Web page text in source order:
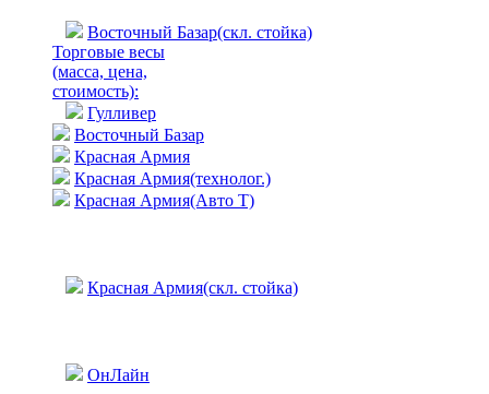
Восточный Базар(скл. стойка)
Торговые весы
(масса, цена,
стоимость):
Гулливер
Восточный Базар
Красная Армия
Красная Армия(технолог.)
Красная Армия(Авто Т)
Красная Армия(скл. стойка)
ОнЛайн